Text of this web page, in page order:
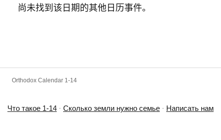
尚未找到该日期的其他日历事件。
Orthodox Calendar 1-14
Что такое 1-14 · Сколько земли нужно семье · Написать нам